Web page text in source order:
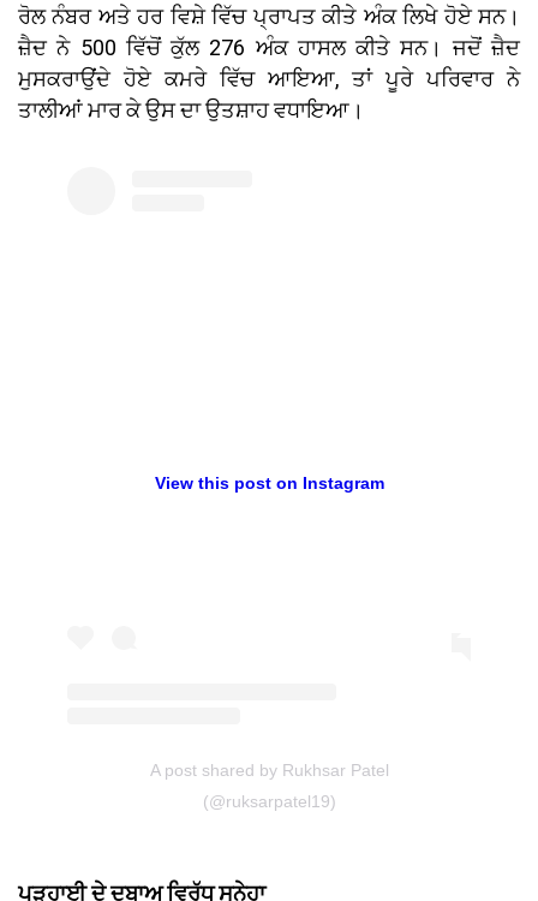
ਰੋਲ ਨੰਬਰ ਅਤੇ ਹਰ ਵਿਸ਼ੇ ਵਿੱਚ ਪ੍ਰਾਪਤ ਕੀਤੇ ਅੰਕ ਲਿਖੇ ਹੋਏ ਸਨ।
ਜ਼ੈਦ ਨੇ 500 ਵਿੱਚੋਂ ਕੁੱਲ 276 ਅੰਕ ਹਾਸਲ ਕੀਤੇ ਸਨ। ਜਦੋਂ ਜ਼ੈਦ
ਮੁਸਕਰਾਉਂਦੇ ਹੋਏ ਕਮਰੇ ਵਿੱਚ ਆਇਆ, ਤਾਂ ਪੂਰੇ ਪਰਿਵਾਰ ਨੇ
ਤਾਲੀਆਂ ਮਾਰ ਕੇ ਉਸ ਦਾ ਉਤਸ਼ਾਹ ਵਧਾਇਆ।
View this post on Instagram
A post shared by Rukhsar Patel
(@ruksarpatel19)
ਪੜ੍ਹਾਈ ਦੇ ਦਬਾਅ ਵਿਰੁੱਧ ਸੁਨੇਹਾ